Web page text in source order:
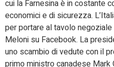
cui la Farnesina è in costante
economici e di sicurezza.
per portare al tavolo
Meloni su Facebook. La
uno scambio di vedute con il
primo ministro canadese Mark